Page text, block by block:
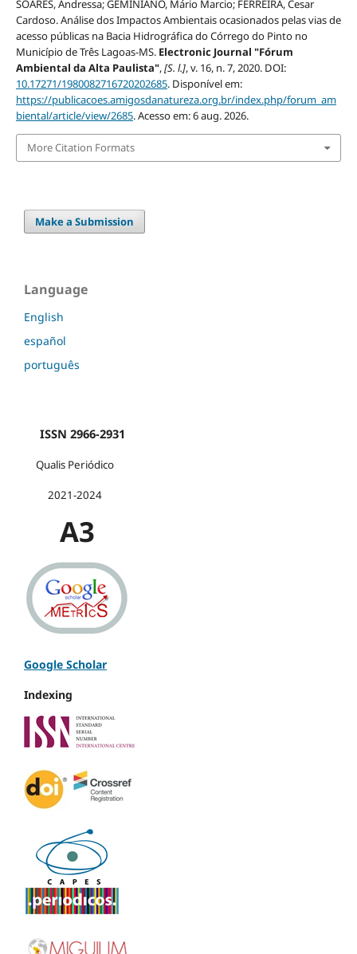
SOARES, Andressa; GEMINIANO, Mário Marcio; FERREIRA, Cesar
Cardoso. Análise dos Impactos Ambientais ocasionados pelas vias de
acesso públicas na Bacia Hidrográfica do Córrego do Pinto no
Município de Três Lagoas-MS. Electronic Journal "Fórum
Ambiental da Alta Paulista",[S. l.], v. 16, n. 7, 2020. DOI:
10.17271/1980082716720202685. Disponível em:
https://publicacoes.amigosdanatureza.org.br/index.php/forum_am
biental/article/view/2685. Acesso em: 6 aug. 2026.
More Citation Formats
Make a Submission
Language
English
español
português
ISSN 2966-2931
Qualis Periódico
2021-2024
A3
Google Scholar
Indexing